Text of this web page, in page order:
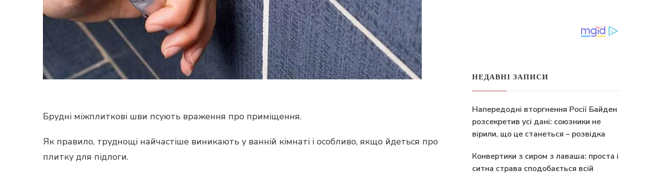
Брудні міжплиткові шви псують враження про приміщення.
Як правило, труднощі найчастіше виникають у ванній кімнаті і особливо, якщо йдеться про
плитку для підлоги.
НЕДАВНІ ЗАПИСИ
Напередодні вторгнення Росії Байден
розсекретив усі дані: союзники не
вірили, що це станеться – розвідка
Конвертики з сиром з лаваша: проста і
ситна страва сподобається всій